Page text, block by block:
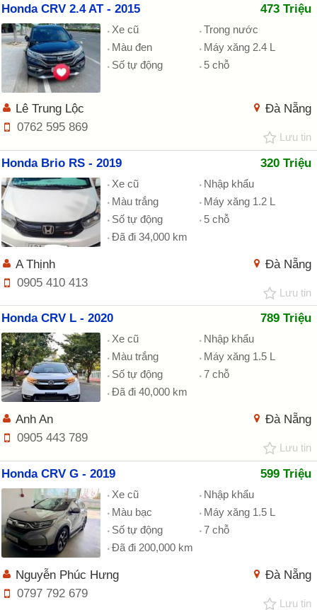
Honda CRV 2.4 AT - 2015 473 Triệu
Xe cũ
Trong nước
Màu đen
Máy xăng 2.4 L
Số tự động
5 chỗ
Đà Nẵng
Lê Trung Lộc
0762 595 869
Lưu tin
Honda Brio RS - 2019 320 Triệu
Xe cũ
Nhập khẩu
Màu trắng
Máy xăng 1.2 L
Số tự động
5 chỗ
Đã đi 34,000 km
Đà Nẵng
A Thịnh
0905 410 413
Lưu tin
Honda CRV L - 2020 789 Triệu
Xe cũ
Nhập khẩu
Màu trắng
Máy xăng 1.5 L
Số tự động
7 chỗ
Đã đi 40,000 km
Đà Nẵng
Anh An
0905 443 789
Lưu tin
Honda CRV G - 2019 599 Triệu
Xe cũ
Nhập khẩu
Màu bạc
Máy xăng 1.5 L
Số tự động
7 chỗ
Đã đi 200,000 km
Đà Nẵng
Nguyễn Phúc Hưng
0797 792 679
Lưu tin